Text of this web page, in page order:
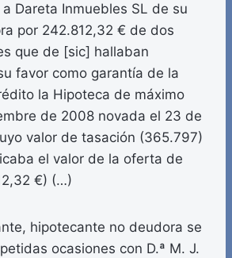
Dareta Inmuebles SL de su
por 242.812,32 € de dos
que de [sic] hallaban
favor como garantía de la
la Hipoteca de máximo
de 2008 novada el 23 de
valor de tasación (365.797)
el valor de la oferta de
€) (…)
hipotecante no deudora se
ocasiones con D.ª M. J.